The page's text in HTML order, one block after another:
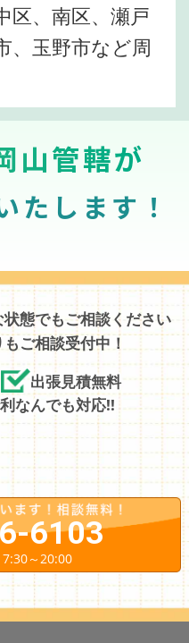
区、南区、瀬戸
、玉野市など周
山管轄が
たします！
態でもご相談ください
ご相談受付中！
出張見積無料
なんでも対応!!
6103
～20:00